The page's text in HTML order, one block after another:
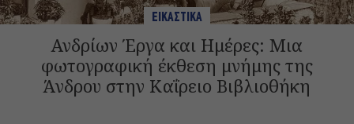
ΕΙΚΑΣΤΙΚΑ
Ανδρίων Έργα και Ημέρες: Μια
φωτογραφική έκθεση μνήμης της
Άνδρου στην Καΐρειο Βιβλιοθήκη